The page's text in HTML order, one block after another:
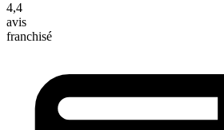
4,4
avis
franchisé